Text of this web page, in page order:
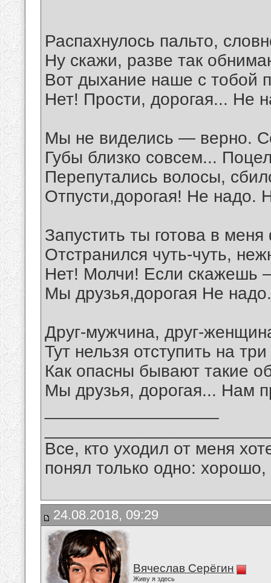
Распахнулось пальто,
Ну скажи, разве так
Вот дыхание наше с тобой
Нет! Прости, дорогая... Не
Мы не виделись — верно.
Губы близко совсем...
Перепутались волосы,
Отпусти,дорогая! Не надо.
Запустить ты готова в
Отстранился чуть-чуть,
Нет! Молчи! Если скажешь
Мы друзья,дорогая Не
Друг-мужчина, друг-
Тут нельзя отступить на
Как опасны бывают такие
Мы друзья, дорогая... Нам
Все, кто уходил от меня
понял только одно:
24.08.2018, 09:29
Вячеслав Серёгин
Живу я здесь